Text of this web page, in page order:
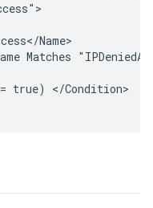
Name>
Matches
true) </Condition>